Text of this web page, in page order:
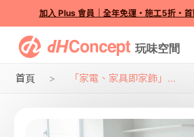
加入 Plus 會員｜全年免運・施工5折・
首頁 「家電、家具即家飾」...